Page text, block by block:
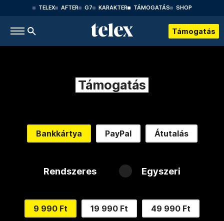
TELEX AFTER G7 KARAKTER TÁMOGATÁS SHOP
Támogatás
Támogatás
Bankkártya PayPal Átutalás
Rendszeres Egyszeri
9 990 Ft 19 990 Ft 49 990 Ft